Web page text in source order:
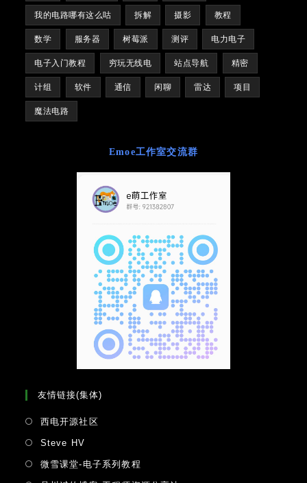
我的电路哪有这么咕 拆解 摄影 教程
数学 服务器 树莓派 测评 电力电子
电子入门教程 穷玩无线电 站点导航 精密
计组 软件 通信 闲聊 雷达 项目
魔法电路
Emoe工作室交流群
友情链接(集体)
西电开源社区Opens
new
Steve HV
a
微雪课堂-电子系列教程